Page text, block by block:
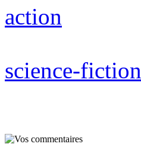
action
science-fiction